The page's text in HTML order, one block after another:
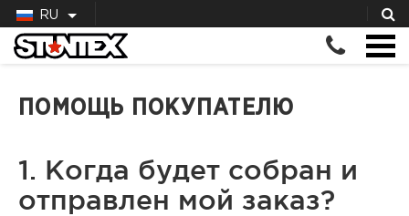
RU
ПОМОЩЬ ПОКУПАТЕЛЮ
1. Когда будет собран и
отправлен мой заказ?